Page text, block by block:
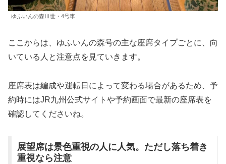
ゆふいんの森Ⅲ世・4号車
ここからは、ゆふいんの森号の主な座席タイプごとに、向
いている人と注意点を見ていきます。
座席表は編成や運転日によって変わる場合があるため、予
約時にはJR九州公式サイトや予約画面で最新の座席表を
確認してくださいね。
展望席は景色重視の人に人気。ただし落ち着き
重視なら注意